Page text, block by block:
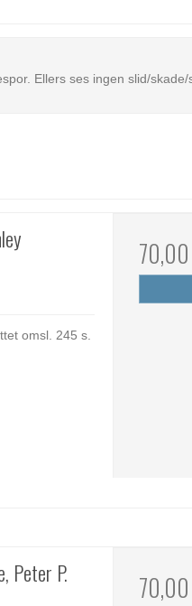
Ellers ses ingen slid/skade/
omsl. 245 s.
Peter P.